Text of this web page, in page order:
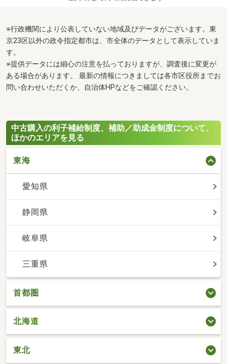
※行政機関により公表していない地域及びデータがございます。東
京23区以外の政令指定都市は、市全体のデータとして表示していま
す。
※提供データには細心の注意を払っておりますが、調査後に変更が
ある場合があります。 最新の情報につきましては各市区役所までお
問い合わせいただくか、自治体HPなどをご確認ください。
中古購入の利子補給制度、補助／助成金制度について、
ほかのエリアを見る
東海
愛知県
静岡県
岐阜県
三重県
首都圏
北海道
東北